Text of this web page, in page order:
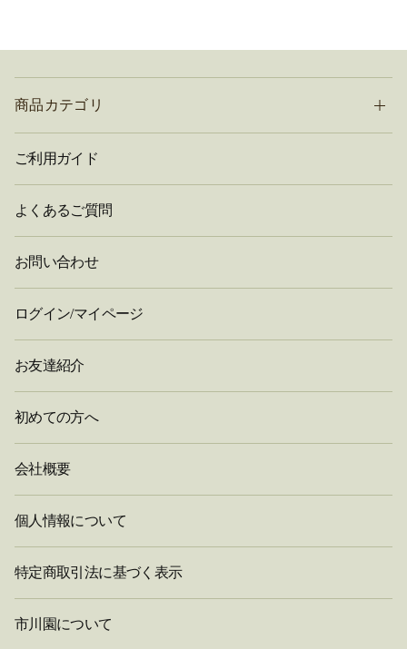
商品カテゴリ
ご利用ガイド
よくあるご質問
お問い合わせ
ログイン/マイページ
お友達紹介
初めての方へ
会社概要
個人情報について
特定商取引法に基づく表示
市川園について